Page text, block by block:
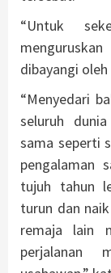
“Untuk
dibayangi
“Menyedari
seluruh
sama seperti
pengalaman
tujuh tahun
turun dan
remaja lain
perjalanan